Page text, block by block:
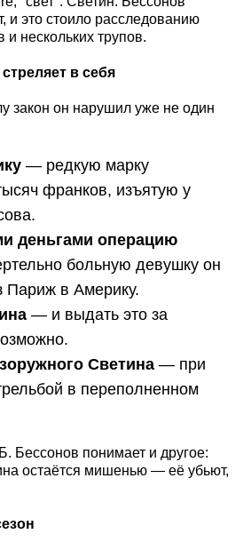
и это стоило расследованию
и нескольких трупов.
в себя
закон он нарушил уже не один
— редкую марку
франков, изъятую у
деньгами операцию
больную девушку он
Париж в Америку.
— и выдать это за
Светина — при
в переполненном
Бессонов понимает и другое:
остаётся мишенью — её убьют,